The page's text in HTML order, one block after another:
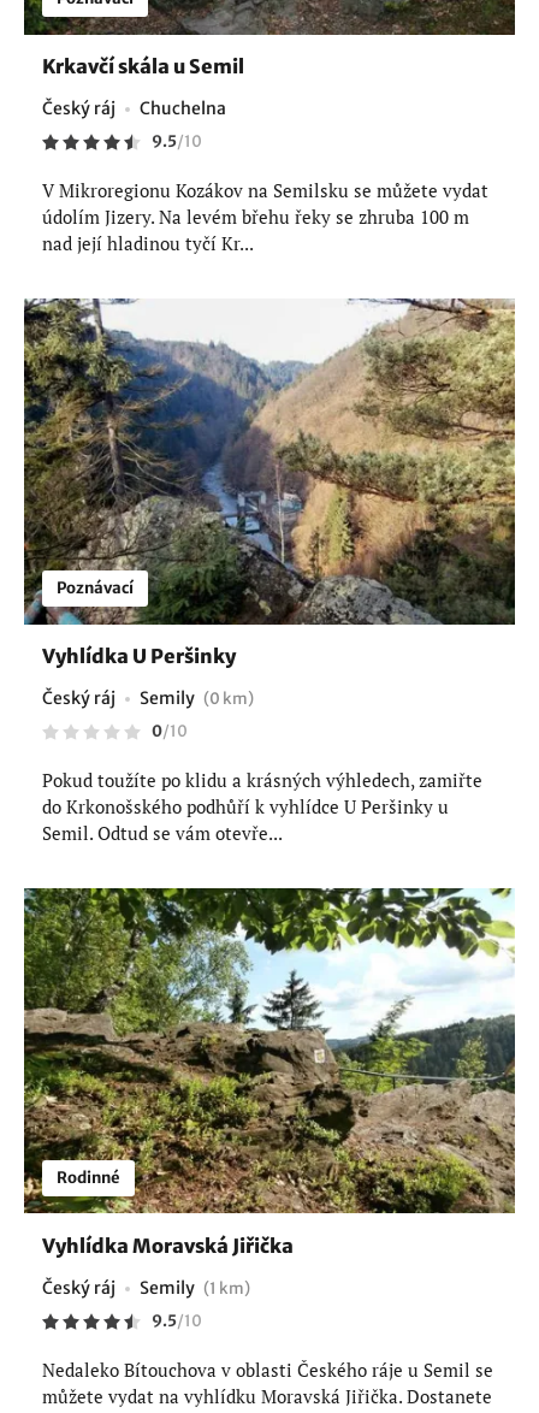
Krkavčí skála u Semil
Český ráj Chuchelna
9.5/10
V Mikroregionu Kozákov na Semilsku se můžete vydat
údolím Jizery. Na levém břehu řeky se zhruba 100 m
nad její hladinou tyčí Kr...
Poznávací
Vyhlídka U Peršinky
Český ráj Semily (0 km)
0/10
Pokud toužíte po klidu a krásných výhledech, zamiřte
do Krkonošského podhůří k vyhlídce U Peršinky u
Semil. Odtud se vám otevře...
Rodinné
Vyhlídka Moravská Jiřička
Český ráj Semily (1 km)
9.5/10
Nedaleko Bítouchova v oblasti Českého ráje u Semil se
můžete vydat na vyhlídku Moravská Jiřička. Dostanete